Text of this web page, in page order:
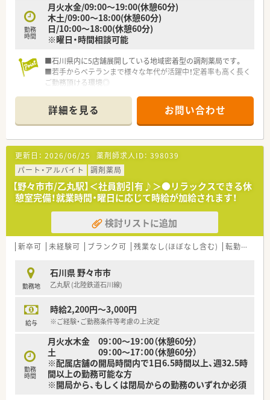
勤務
時間
月火水金/09:00～19:00(休憩60分)
木土/09:00～18:00(休憩60分)
日/10:00～18:00(休憩60分)
※曜日・時間相談可能
■石川県内に5店舗展開している地域密着型の調剤薬局です。
■若手からベテランまで様々な年代が活躍中！定着率も高く長く
ご勤務頂ける環境◎
■薬剤師複数体制で安心です◎
詳細を見る お問い合わせ
更新日： 2026/06/25 薬剤師求人ID： 398039
パート・アルバイト
調剤薬局
【野々市市/乙丸駅】＜社員割引有♪＞●リラックスできる休
憩室完備！就業時間・曜日に応じて時給が加給されます！
検討リストに追加
新卒可 未経験可 ブランク可 残業なし(ほぼなし含む) 転勤なし
勤務地
石川県 野々市市
乙丸駅 (北陸鉄道石川線)
給与
時給2,200円～3,000円
※ご経験・ご勤務条件等考慮の上決定
勤務
時間
月火水木金 09：00～19：00（休憩60分）
土 09：00～17：00（休憩60分）
※配属店舗の開局時間内で1日6.5時間以上、週32.5時
間以上の勤務可能な方
※開局から、もしくは閉局からの勤務のいずれか必須